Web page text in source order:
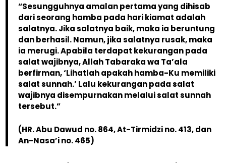
“Sesungguhnya amalan pertama yang dihisab
dari seorang hamba pada hari kiamat adalah
salatnya. Jika salatnya baik, maka ia beruntung
dan berhasil. Namun, jika salatnya rusak, maka
ia merugi. Apabila terdapat kekurangan pada
salat wajibnya, Allah Tabaraka wa Ta’ala
berfirman, ‘Lihatlah apakah hamba-Ku memiliki
salat sunnah.’ Lalu kekurangan pada salat
wajibnya disempurnakan melalui salat sunnah
tersebut.”
(HR. Abu Dawud no. 864, At-Tirmidzi no. 413, dan
An-Nasa’i no. 465)